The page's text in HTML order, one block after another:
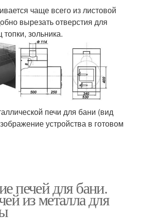
чаще всего из листовой
вырезать отверстия для
зольника.
печи для бани (вид
устройства в готовом
печей для бани.
из металла для